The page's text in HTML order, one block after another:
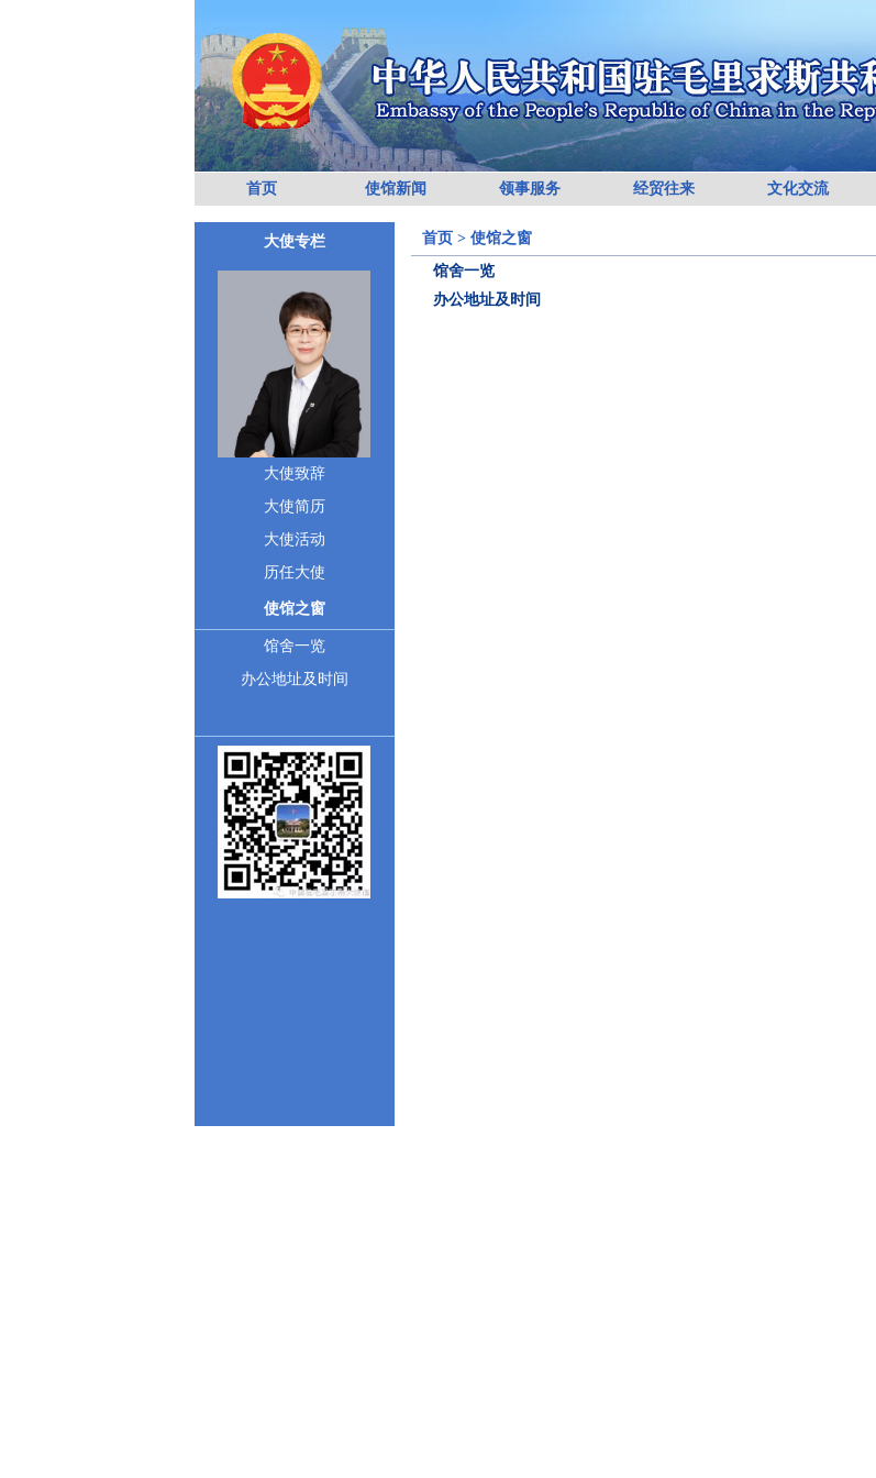
首页 使馆新闻 领事服务 经贸往来 文化交流
大使专栏
大使致辞
大使简历
大使活动
历任大使
使馆之窗
馆舍一览
办公地址及时间
首页> 使馆之窗
馆舍一览
办公地址及时间